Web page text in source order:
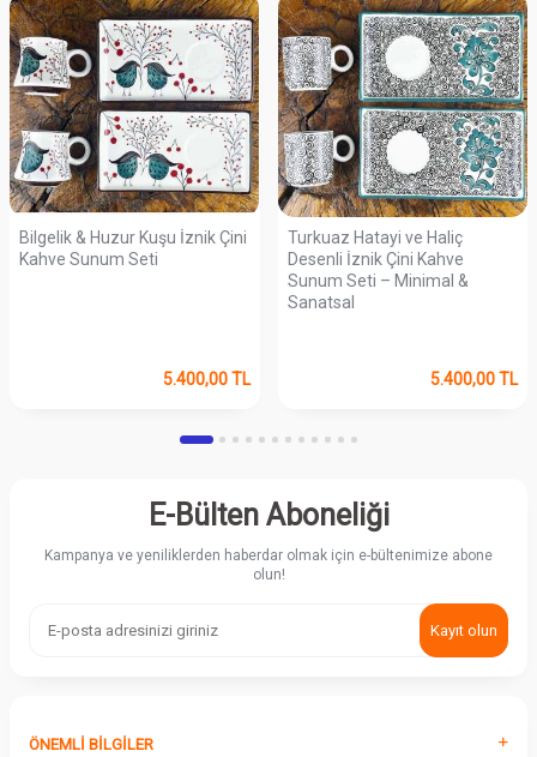
Bilgelik & Huzur Kuşu İznik Çini
Kahve Sunum Seti
5.400,00TL
Turkuaz Hatayi ve Haliç
Desenli İznik Çini Kahve
Sunum Seti – Minimal &
Sanatsal
5.400,00TL
E-Bülten Aboneliği
Kampanya ve yeniliklerden haberdar olmak için e-bültenimize abone
olun!
Kayıt olun
ÖNEMLI BILGILER